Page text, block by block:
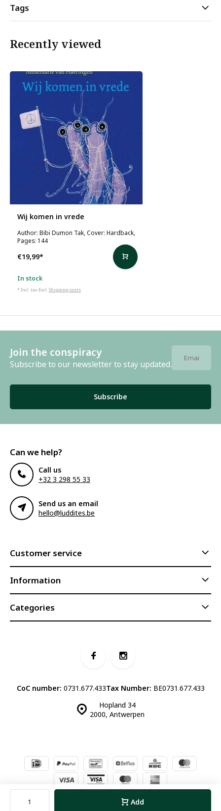
Add
Tags
Recently viewed
Wij komen in vrede
Author: Bibi Dumon Tak, Cover: Hardback,
Pages: 144
€19,99*
In stock
* Incl. tax Excl.Shipping costs
Join the conspiracy
Subscribe to our newsletter to stay updated.
Subscribe
Can we help?
Call us
+32 3 298 55 33
Send us an email
hello@luddites.be
Customer service
Information
Categories
Hopland 34
2000, Antwerpen
CoC number: 0731.677.433Tax Number: BE0731.677.433
© Luddites Books & Wine